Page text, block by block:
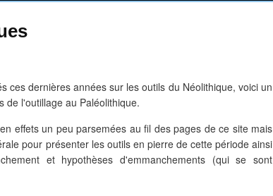
ces dernières années sur les outils du Néolithique, voici un
de l'outillage au Paléolithique.
effets un peu parsemées au fil des pages de ce site mais
pour présenter les outils en pierre de cette période ainsi
et hypothèses d'emmanchements (qui se sont